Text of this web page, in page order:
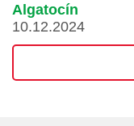
Algatocín
10.12.2024